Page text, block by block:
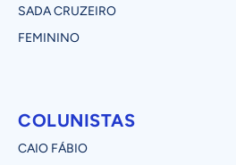
SADA CRUZEIRO
FEMININO
COLUNISTAS
CAIO FÁBIO